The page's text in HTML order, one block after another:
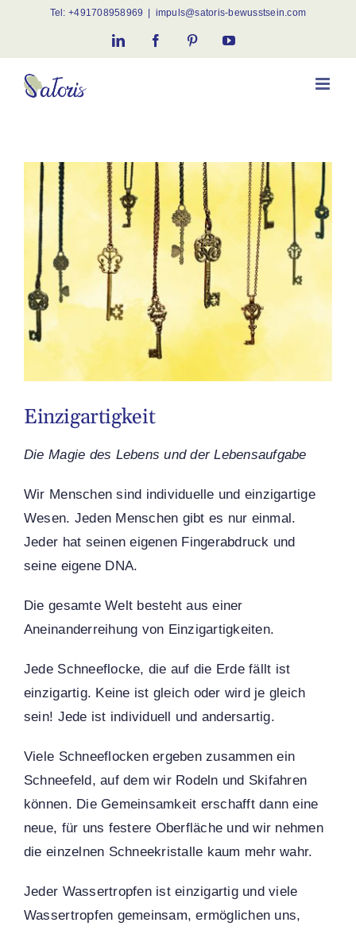
content
Tel:+491708958969 impuls@satoris-bewusstsein.com
LinkedInFacebookPinterestYouTube
View
Larger
Image
Einzigartigkeit
Die Magie des Lebens und der Lebensaufgabe
Wir Menschen sind individuelle und einzigartige
Wesen. Jeden Menschen gibt es nur einmal.
Jeder hat seinen eigenen Fingerabdruck und
seine eigene DNA.
Die gesamte Welt besteht aus einer
Aneinanderreihung von Einzigartigkeiten.
Jede Schneeflocke, die auf die Erde fällt ist
einzigartig. Keine ist gleich oder wird je gleich
sein! Jede ist individuell und andersartig.
Viele Schneeflocken ergeben zusammen ein
Schneefeld, auf dem wir Rodeln und Skifahren
können. Die Gemeinsamkeit erschafft dann eine
neue, für uns festere Oberfläche und wir nehmen
die einzelnen Schneekristalle kaum mehr wahr.
Jeder Wassertropfen ist einzigartig und viele
Wassertropfen gemeinsam, ermöglichen uns,